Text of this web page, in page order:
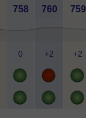
758 760 759
0 +2 +2